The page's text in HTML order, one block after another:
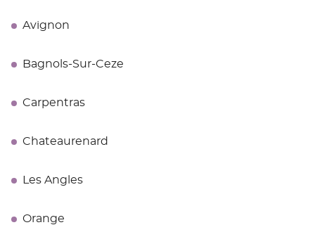
Avignon
Bagnols-Sur-Ceze
Carpentras
Chateaurenard
Les Angles
Orange